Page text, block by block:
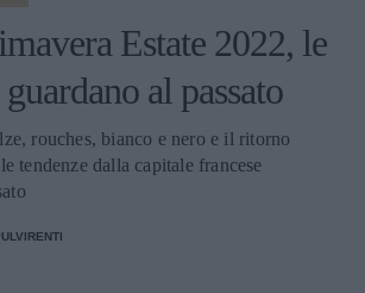
Estate 2022, le
al passato
rouches, bianco e nero e il ritorno
tendenze dalla capitale francese